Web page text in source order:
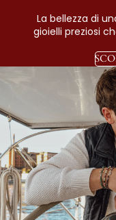
La bellezza di
gioielli preziosi